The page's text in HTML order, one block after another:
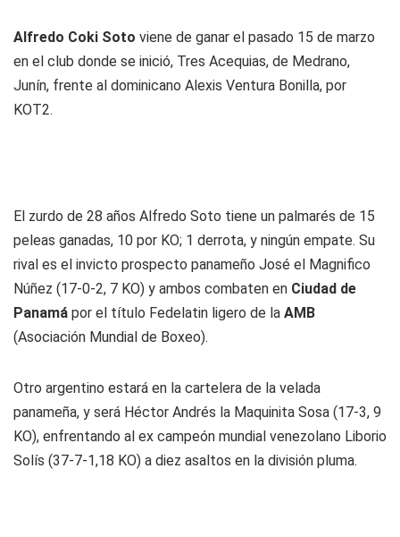
Alfredo Coki Soto viene de ganar el pasado 15 de marzo
en el club donde se inició, Tres Acequias, de Medrano,
Junín, frente al dominicano Alexis Ventura Bonilla, por
KOT2.
El zurdo de 28 años Alfredo Soto tiene un palmarés de 15
peleas ganadas, 10 por KO; 1 derrota, y ningún empate. Su
rival es el invicto prospecto panameño José el Magnifico
Núñez (17-0-2, 7 KO) y ambos combaten en Ciudad de
Panamá por el título Fedelatin ligero de la AMB
(Asociación Mundial de Boxeo).
Otro argentino estará en la cartelera de la velada
panameña, y será Héctor Andrés la Maquinita Sosa (17-3, 9
KO), enfrentando al ex campeón mundial venezolano Liborio
Solís (37-7-1,18 KO) a diez asaltos en la división pluma.